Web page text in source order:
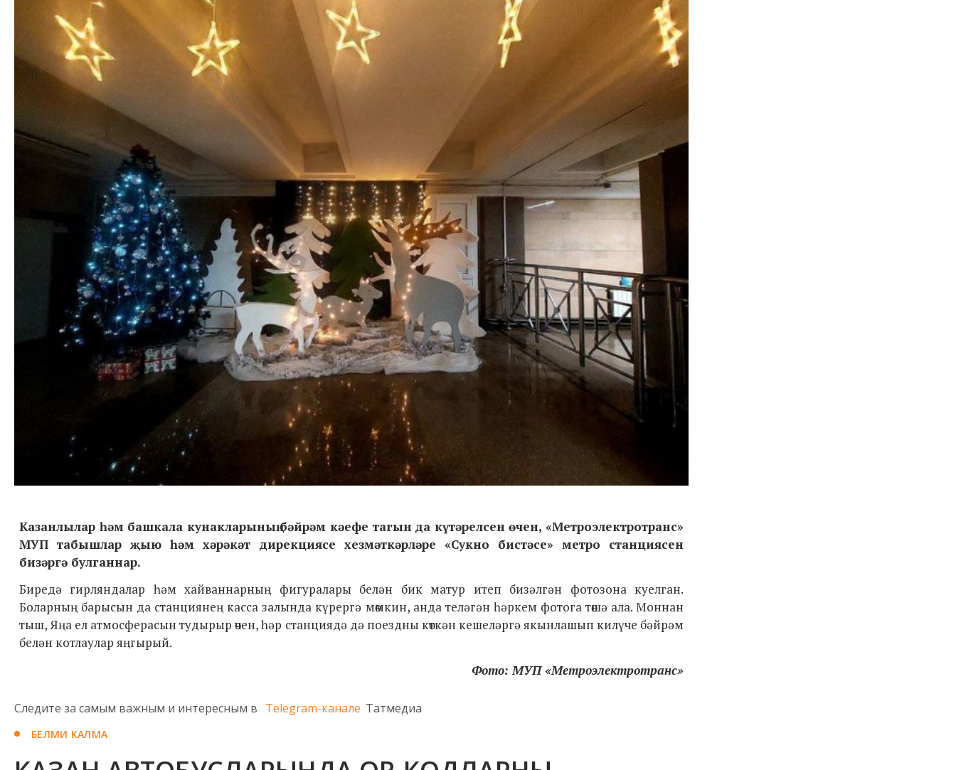
Казанлылар һәм башкала кунакларының бәйрәм кәефе тагын да күтәрелсен өчен,«Метроэлектротранс»
МУП табышлар җыю һәм хәрәкәт дирекциясе хезмәткәрләре «Сукно бистәсе» метро станциясен
бизәргә булганнар.
Биредә гирляндалар һәм хайваннарның фигуралары белән бик матур итеп бизәлгән фотозона куелган.
Боларның барысын да станциянең касса залында күрергә мөмкин, анда теләгән һәркем фотога төшә ала. Моннан
тыш, Яңа ел атмосферасын тудырыр өчен, һәр станциядә дә поездны көткән кешеләргә якынлашып килүче бәйрәм
белән котлаулар яңгырый.
Фото: МУП «Метроэлектротранс»
Следите за самым важным и интересным в Telegram-канале Татмедиа
БЕЛМИ КАЛМА